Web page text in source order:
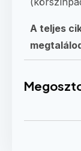
A teljes